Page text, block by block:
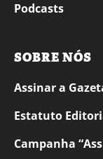
Podcasts
SOBRE NÓS
Assinar a
Estatuto
Campanha